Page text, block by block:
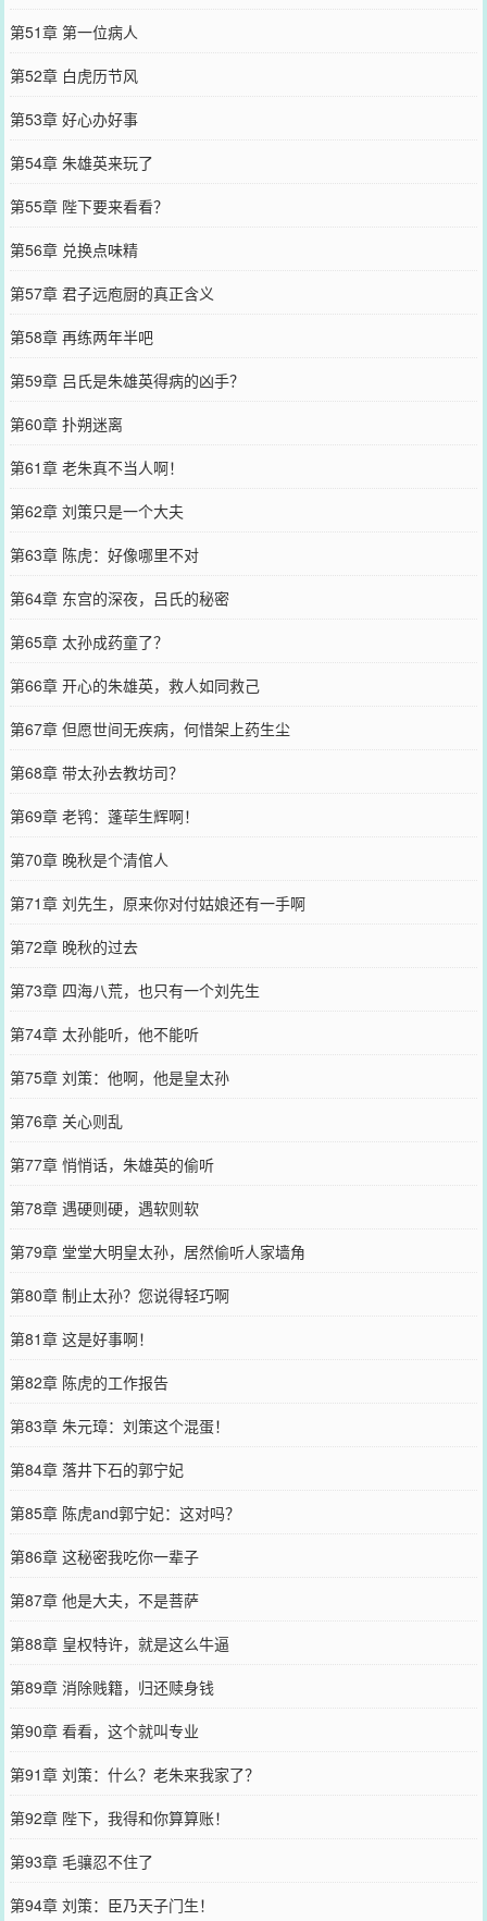
第51章 第一位病人
第52章 白虎历节风
第53章 好心办好事
第54章 朱雄英来玩了
第55章 陛下要来看看？
第56章 兑换点味精
第57章 君子远庖厨的真正含义
第58章 再练两年半吧
第59章 吕氏是朱雄英得病的凶手？
第60章 扑朔迷离
第61章 老朱真不当人啊！
第62章 刘策只是一个大夫
第63章 陈虎：好像哪里不对
第64章 东宫的深夜，吕氏的秘密
第65章 太孙成药童了？
第66章 开心的朱雄英，救人如同救己
第67章 但愿世间无疾病，何惜架上药生尘
第68章 带太孙去教坊司？
第69章 老鸨：蓬荜生辉啊！
第70章 晚秋是个清倌人
第71章 刘先生，原来你对付姑娘还有一手啊
第72章 晚秋的过去
第73章 四海八荒，也只有一个刘先生
第74章 太孙能听，他不能听
第75章 刘策：他啊，他是皇太孙
第76章 关心则乱
第77章 悄悄话，朱雄英的偷听
第78章 遇硬则硬，遇软则软
第79章 堂堂大明皇太孙，居然偷听人家墙角
第80章 制止太孙？您说得轻巧啊
第81章 这是好事啊！
第82章 陈虎的工作报告
第83章 朱元璋：刘策这个混蛋！
第84章 落井下石的郭宁妃
第85章 陈虎and郭宁妃：这对吗？
第86章 这秘密我吃你一辈子
第87章 他是大夫，不是菩萨
第88章 皇权特许，就是这么牛逼
第89章 消除贱籍，归还赎身钱
第90章 看看，这个就叫专业
第91章 刘策：什么？老朱来我家了？
第92章 陛下，我得和你算算账！
第93章 毛骧忍不住了
第94章 刘策：臣乃天子门生！